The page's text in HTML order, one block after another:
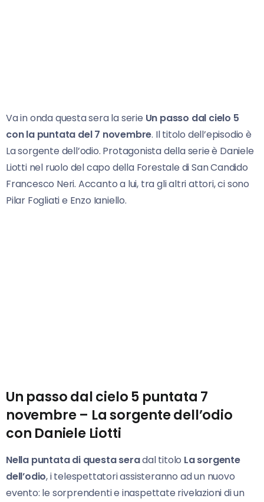
Va in onda questa sera la serie Un passo dal cielo 5
con la puntata del 7 novembre. Il titolo dell’episodio è
La sorgente dell’odio. Protagonista della serie è Daniele
Liotti nel ruolo del capo della Forestale di San Candido
Francesco Neri. Accanto a lui, tra gli altri attori, ci sono
Pilar Fogliati e Enzo Ianiello.
Un passo dal cielo 5 puntata 7
novembre – La sorgente dell’odio
con Daniele Liotti
Nella puntata di questa seradal titolo La sorgente
dell’odio, i telespettatori assisteranno ad un nuovo
evento: le sorprendenti e inaspettate rivelazioni di un